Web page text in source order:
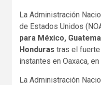
La Administración
de Estados Unidos
para México,
Honduras tras el
instantes en Oaxaca,
La Administración